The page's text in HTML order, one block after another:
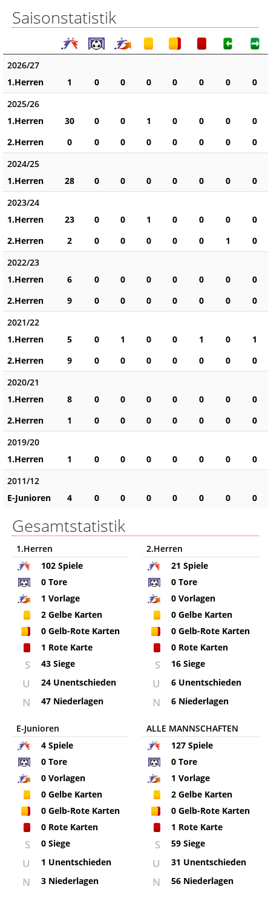
Saisonstatistik
2026/27
1.Herren
1 0 0 0 0 0 0
0
2025/26
1.Herren
30 0 0 1 0 0 0
0
2.Herren
0 0 0 0 0 0 0
0
2024/25
1.Herren
28 0 0 0 0 0 0
0
2023/24
1.Herren
23 0 0 1 0 0 0
0
2.Herren
2 0 0 0 0 0 1
0
2022/23
1.Herren
6 0 0 0 0 0 0
0
2.Herren
9 0 0 0 0 0 0
0
2021/22
1.Herren
5 0 1 0 0 1 0
1
2.Herren
9 0 0 0 0 0 0
0
2020/21
1.Herren
8 0 0 0 0 0 0
0
2.Herren
1 0 0 0 0 0 0
0
2019/20
1.Herren
1 0 0 0 0 0 0
0
2011/12
E-Junioren
4 0 0 0 0 0 0 0
Gesamtstatistik
1.Herren
102 Spiele
0 Tore
1 Vorlage
2 Gelbe Karten
0 Gelb-Rote Karten
1 Rote Karte
S 43 Siege
U 24 Unentschieden
N 47 Niederlagen
2.Herren
21 Spiele
0Tore
0Vorlagen
0Gelbe Karten
0Gelb-Rote Karten
0Rote Karten
S 16 Siege
U 6 Unentschieden
N 6 Niederlagen
E-Junioren
4 Spiele
0 Tore
0 Vorlagen
0 Gelbe Karten
0 Gelb-Rote Karten
0 Rote Karten
S 0 Siege
U 1 Unentschieden
N 3 Niederlagen
ALLE MANNSCHAFTEN
127Spiele
0Tore
1 Vorlage
2Gelbe Karten
0Gelb-Rote Karten
1 Rote Karte
S 59 Siege
U 31 Unentschieden
N 56 Niederlagen